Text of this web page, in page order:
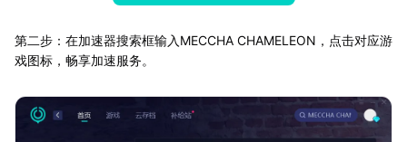
第二步：在加速器搜索框输入MECCHA CHAMELEON，点击对应游
戏图标，畅享加速服务。